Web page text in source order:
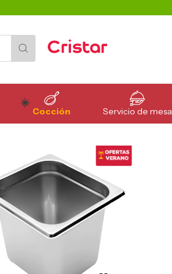
Cocción Servicio de mesa
existe.